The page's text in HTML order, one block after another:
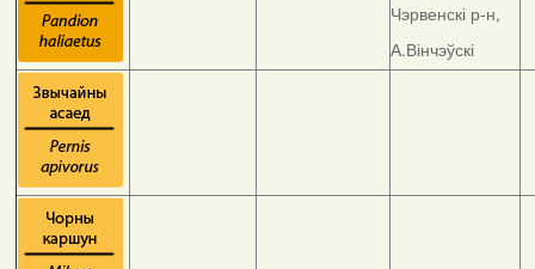
Чэрвенскі р-н,
А.Вінчэўскі